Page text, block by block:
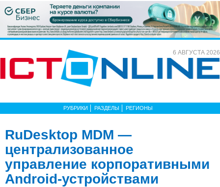
6 АВГУСТА 2026
РУБРИКИ РАЗДЕЛЫ РЕГИОНЫ
RuDesktop MDM —
централизованное
управление корпоративными
Android-устройствами